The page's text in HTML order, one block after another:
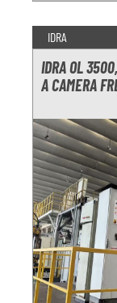
IDRA
IDRA OL
A CAMERA